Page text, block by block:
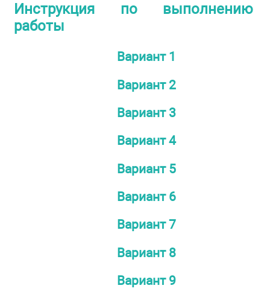
Инструкция по выполнению
работы
Вариант 1
Вариант 2
Вариант 3
Вариант 4
Вариант 5
Вариант 6
Вариант 7
Вариант 8
Вариант 9